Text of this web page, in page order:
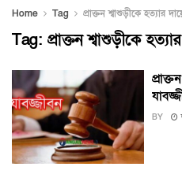
Home Tag প্রাক্তন শ্বাশুড়ীকে হত্যার
Tag: প্রাক্তন শ্বাশুড়ীকে
BY